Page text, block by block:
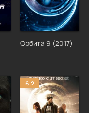
Орбита 9 (2017)
6.2